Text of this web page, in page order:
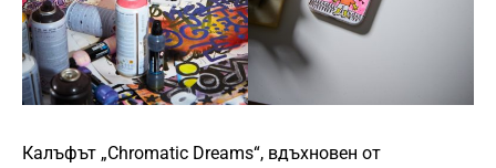
Калъфът „Chromatic Dreams“, вдъхновен от